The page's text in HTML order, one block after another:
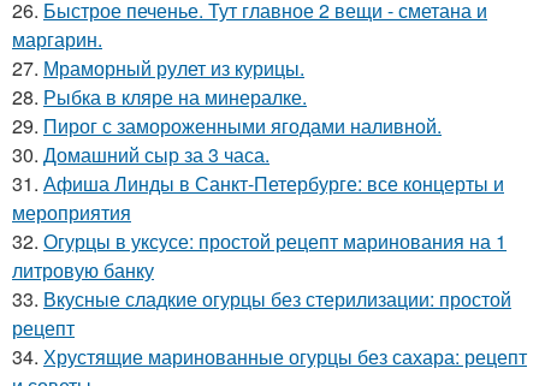
26. Быстрое печенье. Тут главное 2 вещи - сметана и
маргарин.
27. Мраморный рулет из курицы.
28. Рыбка в кляре на минералке.
29. Пирог с замороженными ягодами наливной.
30. Домашний сыр за 3 часа.
31. Афиша Линды в Санкт-Петербурге: все концерты и
мероприятия
32. Огурцы в уксусе: простой рецепт маринования на 1
литровую банку
33. Вкусные сладкие огурцы без стерилизации: простой
рецепт
34. Хрустящие маринованные огурцы без сахара: рецепт